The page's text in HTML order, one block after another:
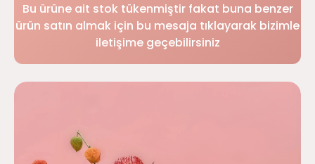
Bu ürüne ait stok tükenmiştir fakat buna benzer
ürün satın almak için bu mesaja tıklayarak bizimle
iletişime geçebilirsiniz